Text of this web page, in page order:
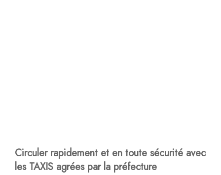
Circuler rapidement et en toute sécurité avec
les TAXIS agrées par la préfecture